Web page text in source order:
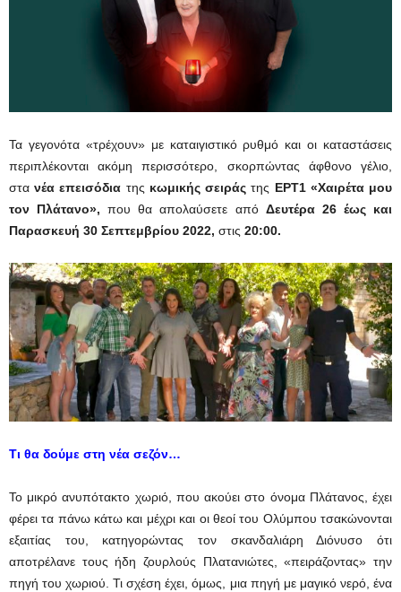
Τα γεγονότα «τρέχουν» με καταιγιστικό ρυθμό και οι καταστάσεις
περιπλέκονται ακόμη περισσότερο, σκορπώντας άφθονο γέλιο,
στανέα επεισόδια της κωμικής σειράς της ΕΡΤ1 «Χαιρέτα μου
τον Πλάτανο», που θα απολαύσετε απόΔευτέρα 26έως και
Παρασκευή 30 Σεπτεμβρίου 2022, στις 20:00.
Τι θα δούμε στη νέα σεζόν…
Το μικρό ανυπότακτο χωριό, που ακούει στο όνομα Πλάτανος, έχει
φέρει τα πάνω κάτω και μέχρι και οι θεοί του Ολύμπου τσακώνονται
εξαιτίας του, κατηγορώντας τον σκανδαλιάρη Διόνυσο ότι
αποτρέλανε τους ήδη ζουρλούς Πλατανιώτες, «πειράζοντας» την
πηγή του χωριού. Τι σχέση έχει, όμως, μια πηγή με μαγικό νερό, ένα